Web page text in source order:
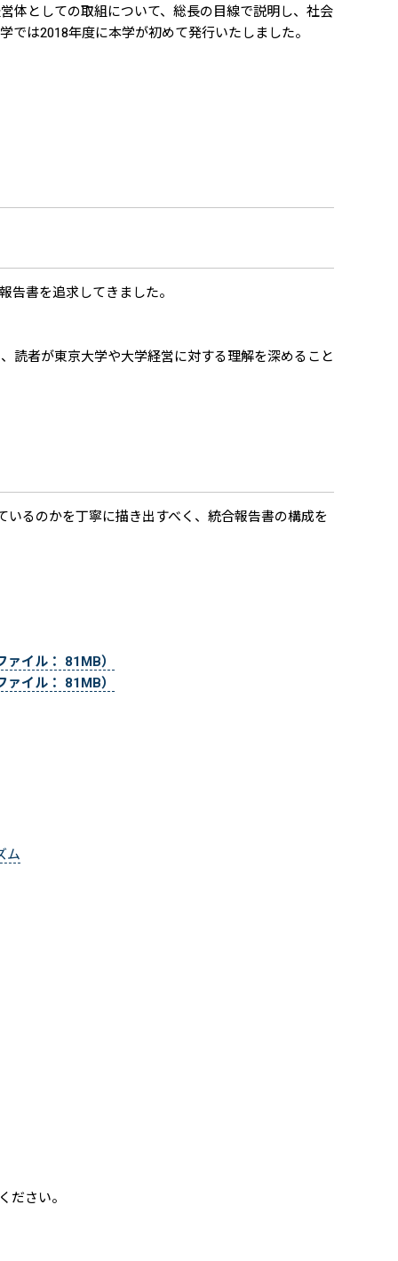
体としての取組について、総長の目線で説明し、社会
は2018年度に本学が初めて発行いたしました。
告書を追求してきました。
読者が東京大学や大学経営に対する理解を深めること
るのかを丁寧に描き出すべく、統合報告書の構成を
ァイル： 81MB）
ァイル： 81MB）
ム
ださい。